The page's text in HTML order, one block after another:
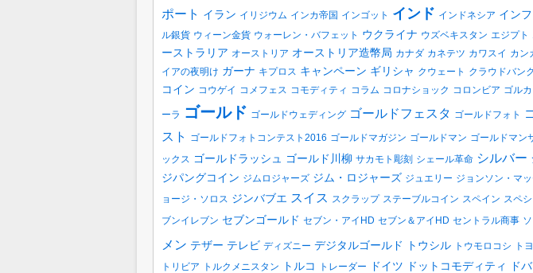
ポート イラン イリジウム インカ帝国 インゴット インド インドネシア イン
ル銀貨 ウィーン金貨 ウォーレン・バフェット ウクライナ ウズベキスタン エジプト
ーストラリア オーストリア オーストリア造幣局 カナダ カネテツ カワスイ カン
イアの夜明け ガーナ キプロス キャンペーン ギリシャ クウェート クラウドバンク
コイン コウゲイ コメフェス コモディティ コラム コロナショック コロンビア ゴル
ーラ ゴールド ゴールドウェディング ゴールドフェスタ ゴールドフォト
スト
ゴールドフォトコンテスト2016 ゴールドマガジン ゴールドマン ゴールドマン
ックス ゴールドラッシュ ゴールド川柳 サカモト彫刻 シェール革命 シルバー
ジパングコイン ジムロジャーズ ジム・ロジャーズ ジュエリー ジョンソン・マッ
ョージ・ソロス ジンバブエ スイス スクラップ ステーブルコイン スペイン スペ
ブンイレブン セブンゴールド セブン・アイHD セブン＆アイHD セントラル商事
メン テザー テレビ ディズニー デジタルゴールド トウシル トウモロコシ ト
トリビア
トルクメニスタン トルコ トレーダー ドイツ ドットコモディティ ド